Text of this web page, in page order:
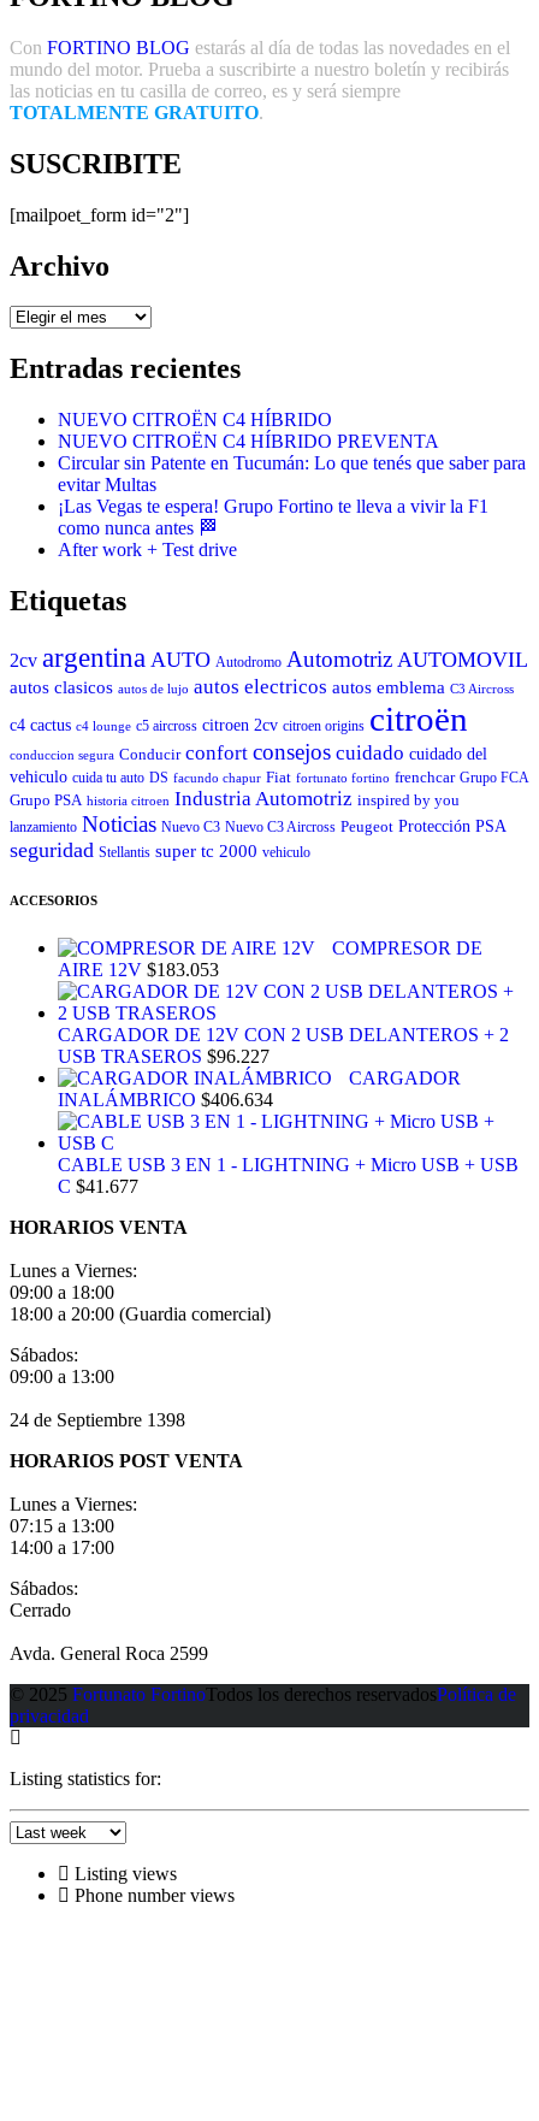
Con FORTINO BLOG estarás al día de todas las novedades en el
mundo del motor. Prueba a suscribirte a nuestro boletín y recibirás
las noticias en tu casilla de correo, es y será siempre
TOTALMENTE GRATUITO.
SUSCRIBITE
[mailpoet_form id="2"]
Archivo
Archivo
Entradas recientes
NUEVO CITROËN C4 HÍBRIDO
NUEVO CITROËN C4 HÍBRIDO PREVENTA
Circular sin Patente en Tucumán: Lo que tenés que saber para
evitar Multas
¡Las Vegas te espera! Grupo Fortino te lleva a vivir la F1
como nunca antes 🏁
After work + Test drive
Etiquetas
2cv argentina AUTO Autodromo Automotriz AUTOMOVIL
autos clasicos autos de lujo autos electricos autos emblema C3 Aircross
c4 cactus c4 lounge c5 aircross citroen 2cv citroen origins citroën
conduccion segura Conducir confort consejos cuidado cuidado del
vehiculo cuida tu auto DS facundo chapur Fiat fortunato fortino frenchcar Grupo FCA
Grupo PSA historia citroen Industria Automotriz inspired by you
lanzamiento Noticias Nuevo C3 Nuevo C3 Aircross Peugeot Protección PSA
seguridad Stellantis super tc 2000 vehiculo
ACCESORIOS
COMPRESOR DE
AIRE 12V $183.053
CARGADOR DE 12V CON 2 USB DELANTEROS + 2
USB TRASEROS $96.227
CARGADOR
INALÁMBRICO $406.634
CABLE USB 3 EN 1 - LIGHTNING + Micro USB + USB
C $41.677
HORARIOS VENTA
Lunes a Viernes:
09:00 a 18:00
18:00 a 20:00 (Guardia comercial)
Sábados:
09:00 a 13:00
24 de Septiembre 1398
HORARIOS POST VENTA
Lunes a Viernes:
07:15 a 13:00
14:00 a 17:00
Sábados:
Cerrado
Avda. General Roca 2599
© 2025 Fortunato FortinoTodos los derechos reservadosPolítica de
privacidad
Listing statistics for:
Listing views
Phone number views